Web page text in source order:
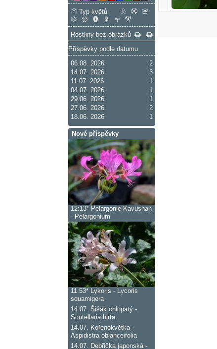
Typ květů
Rostliny bez obrázků
Příspěvky podle datumu
2
06.08. 2026
3
14.07. 2026
1
11.07. 2026
1
04.07. 2026
1
29.06. 2026
2
27.06. 2026
1
18.06. 2026
Nové příspěvky
12:13* Pelargonie Kavushan
- Pelargonium
11:53* Lykoris - Lycoris
squamigera
14.07. Šišák chlupatý -
Scutellaria hirta
14.07. Kořenokvětka -
Aspidistra oblanceifolia
14.07. Debřička japonská -